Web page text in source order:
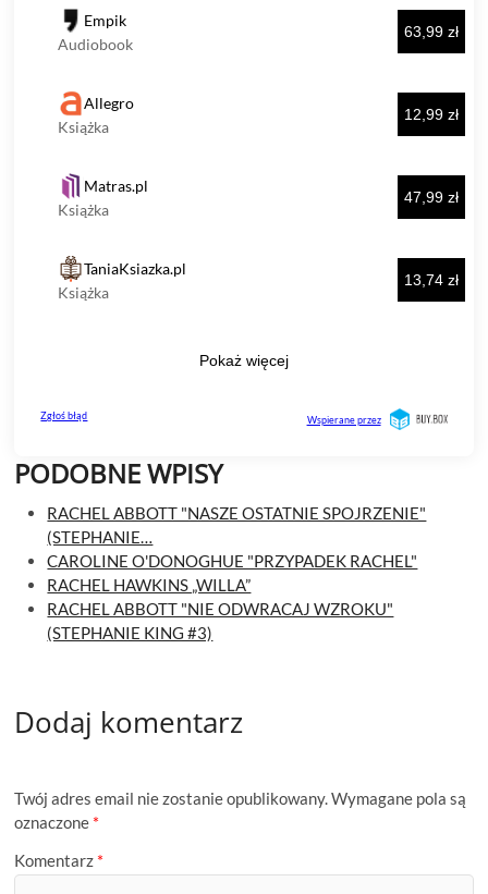
PODOBNE WPISY
RACHEL ABBOTT "NASZE OSTATNIE SPOJRZENIE"
(STEPHANIE…
CAROLINE O'DONOGHUE "PRZYPADEK RACHEL"
RACHEL HAWKINS „WILLA”
RACHEL ABBOTT "NIE ODWRACAJ WZROKU"
(STEPHANIE KING #3)
Dodaj komentarz
Twój adres email nie zostanie opublikowany. Wymagane pola są
oznaczone *
Komentarz *